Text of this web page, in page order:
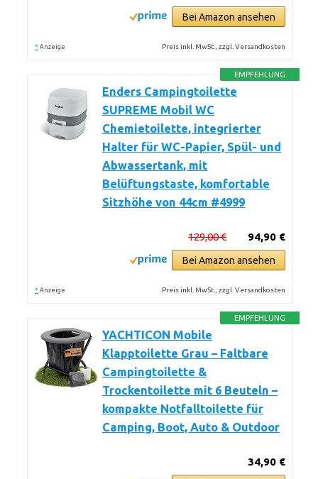
Bei Amazon ansehen
* Anzeige Preis inkl. MwSt., zzgl. Versandkosten
EMPFEHLUNG
Enders Campingtoilette
SUPREME Mobil WC
Chemietoilette, integrierter
Halter für WC-Papier, Spül- und
Abwassertank, mit
Belüftungstaste, komfortable
Sitzhöhe von 44cm #4999
94,90 €
129,00 €
Bei Amazon ansehen
* Anzeige Preis inkl. MwSt., zzgl. Versandkosten
EMPFEHLUNG
YACHTICON Mobile
Klapptoilette Grau – Faltbare
Campingtoilette &
Trockentoilette mit 6 Beuteln –
kompakte Notfalltoilette für
Camping, Boot, Auto & Outdoor
34,90 €